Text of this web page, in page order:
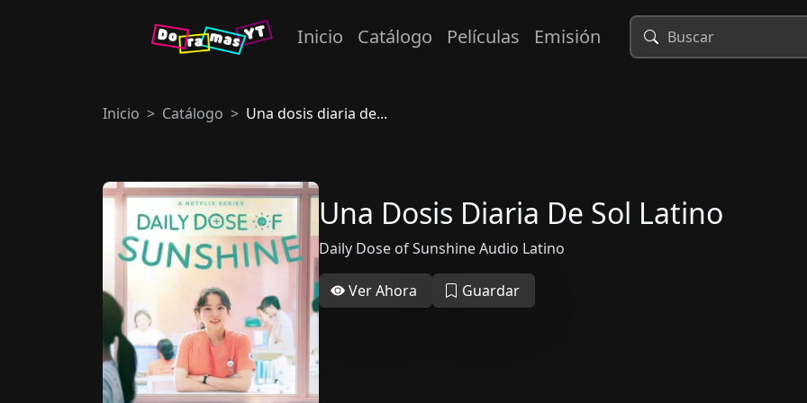
Inicio Catálogo Películas Emisión
Inicio Catálogo Una dosis diaria de...
Una Dosis Diaria De Sol Latino
Daily Dose of Sunshine Audio Latino
Ver Ahora Guardar